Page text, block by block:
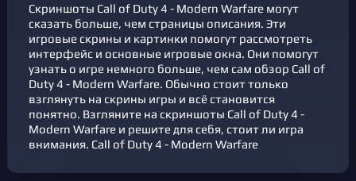
Скриншоты Call of Duty 4 - Modern Warfare могут
сказать больше, чем страницы описания. Эти
игровые скрины и картинки помогут рассмотреть
интерфейс и основные игровые окна. Они помогут
узнать о игре немного больше, чем сам обзор Call of
Duty 4 - Modern Warfare. Обычно стоит только
взглянуть на скрины игры и всё становится
понятно. Взгляните на скриншоты Call of Duty 4 -
Modern Warfare и решите для себя, стоит ли игра
внимания. Call of Duty 4 - Modern Warfare